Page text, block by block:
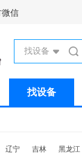
微信
找设备
找设备
辽宁 吉林
黑龙江